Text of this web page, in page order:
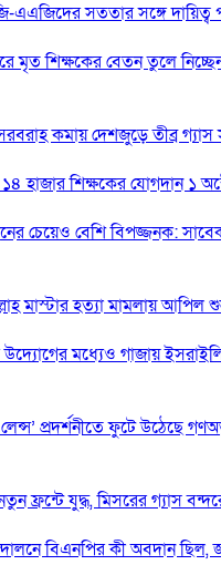
এএজিদের সততার সঙ্গে দায়িত্ব
মৃত শিক্ষকের বেতন তুলে
কমায় দেশজুড়ে তীব্র
১৪ হাজার শিক্ষকের যোগদান ১
চেয়েও বেশি বিপজ্জনক:
মাস্টার হত্যা মামলায় আপিল
উদ্যোগের মধ্যেও গাজায়
প্রদর্শনীতে ফুটে উঠেছে
ফ্রন্টে যুদ্ধ, মিসরের গ্যাস
বিএনপির কী অবদান ছিল,